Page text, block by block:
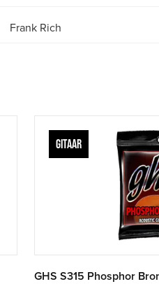
Frank Rich
GITAAR
GHS S315 Phosphor